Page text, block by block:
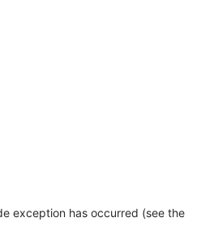
exception has occurred (see the